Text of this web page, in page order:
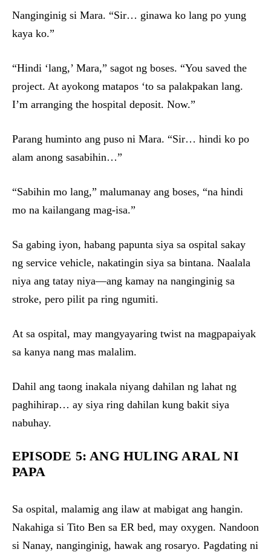
Nanginginig si Mara. “Sir… ginawa ko lang po yung
kaya ko.”
“Hindi ‘lang,’ Mara,” sagot ng boses. “You saved the
project. At ayokong matapos ‘to sa palakpakan lang.
I’m arranging the hospital deposit. Now.”
Parang huminto ang puso ni Mara. “Sir… hindi ko po
alam anong sasabihin…”
“Sabihin mo lang,” malumanay ang boses, “na hindi
mo na kailangang mag-isa.”
Sa gabing iyon, habang papunta siya sa ospital sakay
ng service vehicle, nakatingin siya sa bintana. Naalala
niya ang tatay niya—ang kamay na nanginginig sa
stroke, pero pilit pa ring ngumiti.
At sa ospital, may mangyayaring twist na magpapaiyak
sa kanya nang mas malalim.
Dahil ang taong inakala niyang dahilan ng lahat ng
paghihirap… ay siya ring dahilan kung bakit siya
nabuhay.
EPISODE 5: ANG HULING ARAL NI
PAPA
Sa ospital, malamig ang ilaw at mabigat ang hangin.
Nakahiga si Tito Ben sa ER bed, may oxygen. Nandoon
si Nanay, nanginginig, hawak ang rosaryo. Pagdating ni